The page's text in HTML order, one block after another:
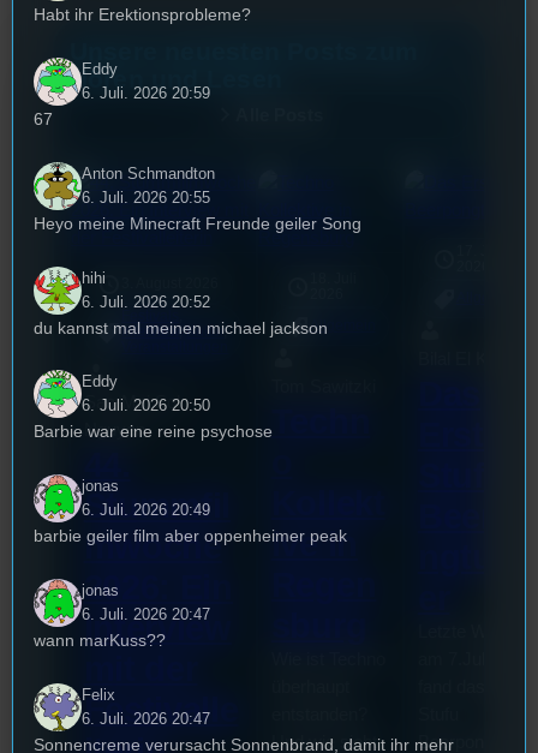
Hören und Lesen
Interview, Kultur ,
Sao-Mai Sol
Nguyen
Stummfil
mwoche
2026: Ein
Interview
Festivalle
Allgemein
Techn
ive in
Und wie sieht
Habt ihr Erektionsprobleme?
Eddy
6. Juli. 2026 20:59
67
Anton Schmandton
6. Juli. 2026 20:55
Heyo meine Minecraft Freunde geiler Song
hihi
6. Juli. 2026 20:52
du kannst mal meinen michael jackson
Eddy
6. Juli. 2026 20:50
Barbie war eine reine psychose
jonas
6. Juli. 2026 20:49
barbie geiler film aber oppenheimer peak
jonas
6. Juli. 2026 20:47
wann marKuss??
Felix
6. Juli. 2026 20:47
Sonnencreme verursacht Sonnenbrand, damit ihr mehr